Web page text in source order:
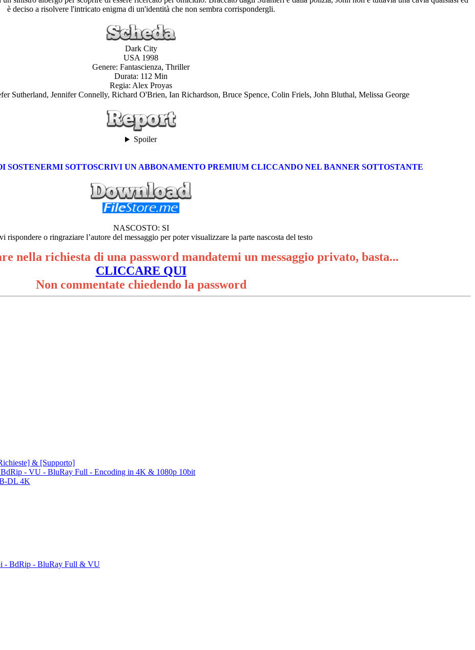
è deciso a risolvere l'intricato enigma di un'identità che non sembra corrispondergli.
Dark City
USA 1998
Genere: Fantascienza, Thriller
Durata: 112 Min
Regia: Alex Proyas
Sutherland, Jennifer Connelly, Richard O'Brien, Ian Richardson, Bruce Spence, Colin Friels, John Bluthal, Melissa George
Spoiler
SOSTENERMI SOTTOSCRIVI UN ABBONAMENTO PREMIUM CLICCANDO NEL BANNER SOTTOSTANTE
NASCOSTO: SI
rispondere o ringraziare l’autore del messaggio per poter visualizzare la parte nascosta del testo
nella richiesta di una password mandatemi un messaggio privato, basta...
CLICCARE QUI
Non commentate chiedendo la password
& [Supporto]
- VU - BluRay Full - Encoding in 4K & 1080p 10bit
DL 4K
- BdRip - BluRay Full & VU